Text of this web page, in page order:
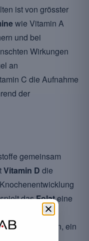
ist von grösster
wie Vitamin A
und bei
Wirkungen
an
C die Aufnahme
der
gemeinsam
Vitamin D die
dasFolateine
von
vorteilhaft sein, ein